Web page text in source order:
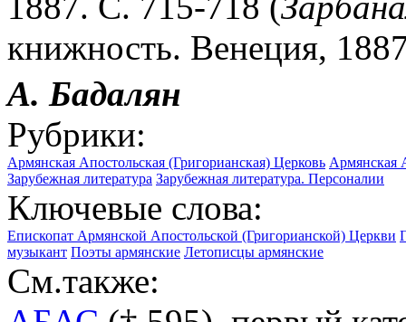
книжность. Венеция,
А. Бадалян
Рубрики:
Армянская Апостольская (Григорианская) Церковь Армянская
Зарубежная литература Зарубежная литература. Персоналии
Ключевые слова:
Епископат Армянской Апостольской (Григорианской) Церкви
музыкант Поэты армянские Летописцы армянские
См.также: